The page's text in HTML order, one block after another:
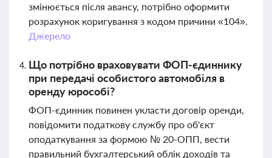
змінюється після авансу, потрібно оформити
розрахунок коригування з кодом причини «104».
Джерело
Що потрібно враховувати ФОП-єдиннику
при передачі особистого автомобіля в
оренду юрособі?
ФОП-єдинник повинен укласти договір оренди,
повідомити податкову службу про об'єкт
оподаткування за формою № 20-ОПП, вести
правильний бухгалтерський облік доходів та